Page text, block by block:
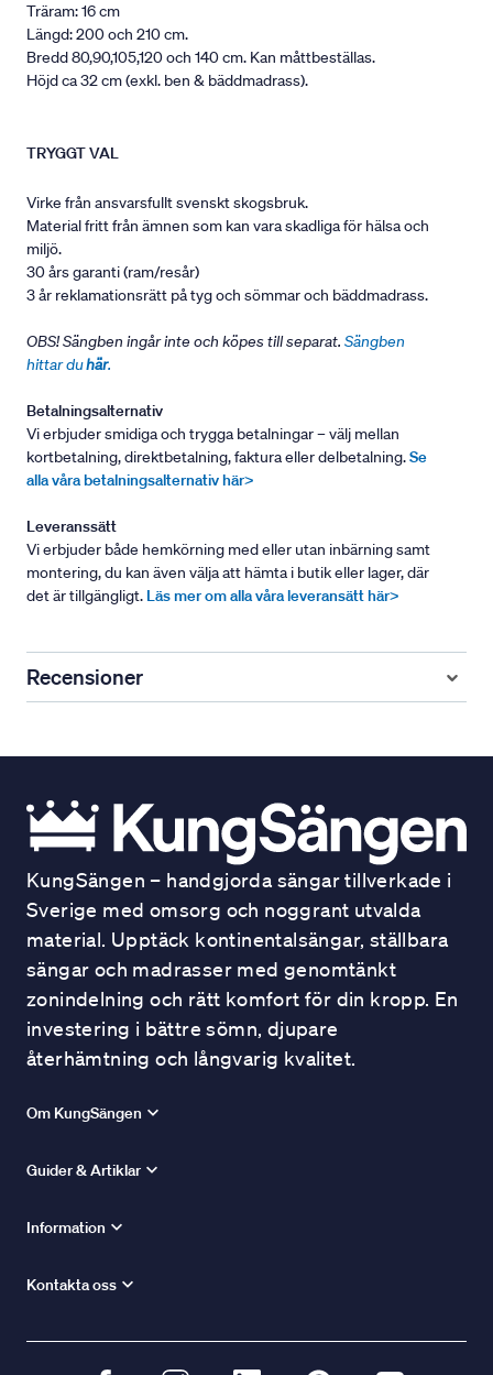
Träram: 16 cm
Längd: 200 och 210 cm.
Bredd 80,90,105,120 och 140 cm. Kan måttbeställas.
Höjd ca 32 cm (exkl. ben & bäddmadrass).
TRYGGT VAL
Virke från ansvarsfullt svenskt skogsbruk.
Material fritt från ämnen som kan vara skadliga för hälsa och
miljö.
30 års garanti (ram/resår)
3 år reklamationsrätt på tyg och sömmar och bäddmadrass.
OBS! Sängben ingår inte och köpes till separat. Sängben
hittar duhär.
Betalningsalternativ
Vi erbjuder smidiga och trygga betalningar – välj mellan
kortbetalning, direktbetalning, faktura eller delbetalning.Se
alla våra betalningsalternativ här>
Leveranssätt
Vi erbjuder både hemkörning med eller utan inbärning samt
montering, du kan även välja att hämta i butik eller lager, där
det är tillgängligt. Läs mer om alla våra leveransätt här>
Recensioner
KungSängen – handgjorda sängar tillverkade i
Sverige med omsorg och noggrant utvalda
material. Upptäck kontinentalsängar, ställbara
sängar och madrasser med genomtänkt
zonindelning och rätt komfort för din kropp. En
investering i bättre sömn, djupare
återhämtning och långvarig kvalitet.
Om KungSängen
Guider & Artiklar
Information
Kontakta oss